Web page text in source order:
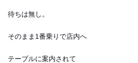
待ちは無し。
そのまま1番乗りで店内へ
テーブルに案内されて